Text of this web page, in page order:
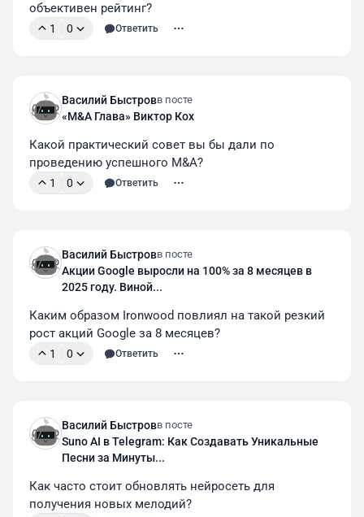
объективен рейтинг?
1 0 Ответить
Василий Быстровв посте
«M&A Глава» Виктор Кох
Какой практический совет вы бы дали по
проведению успешного M&A?
1 0 Ответить
Василий Быстровв посте
Акции Google выросли на 100% за 8 месяцев в
2025 году. Виной...
Каким образом Ironwood повлиял на такой резкий
рост акций Google за 8 месяцев?
1 0 Ответить
Василий Быстровв посте
Suno AI в Telegram: Как Создавать Уникальные
Песни за Минуты...
Как часто стоит обновлять нейросеть для
получения новых мелодий?